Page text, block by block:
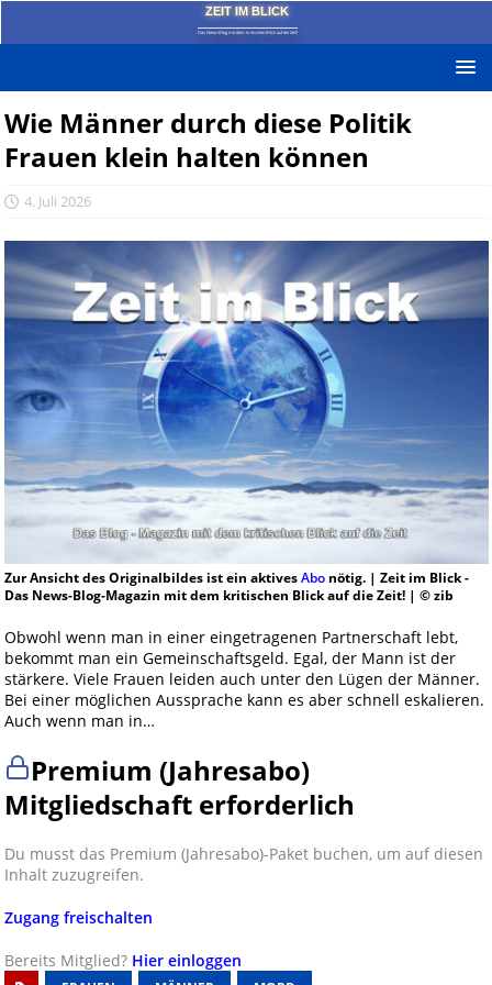
ZEIT IM BLICK
Das News-Blog mit dem kritischen Blick auf die Zeit!
Wie Männer durch diese Politik
Frauen klein halten können
4. Juli 2026
Zur Ansicht des Originalbildes ist ein aktivesAbonötig. | Zeit im Blick -
Das News-Blog-Magazin mit dem kritischen Blick auf die Zeit! | © zib
Obwohl wenn man in einer eingetragenen Partnerschaft lebt,
bekommt man ein Gemeinschaftsgeld. Egal, der Mann ist der
stärkere. Viele Frauen leiden auch unter den Lügen der Männer.
Bei einer möglichen Aussprache kann es aber schnell eskalieren.
Auch wenn man in…
Premium (Jahresabo)
Mitgliedschaft erforderlich
Du musst das Premium (Jahresabo)-Paket buchen, um auf diesen
Inhalt zuzugreifen.
Zugang freischalten
Bereits Mitglied? Hier einloggen